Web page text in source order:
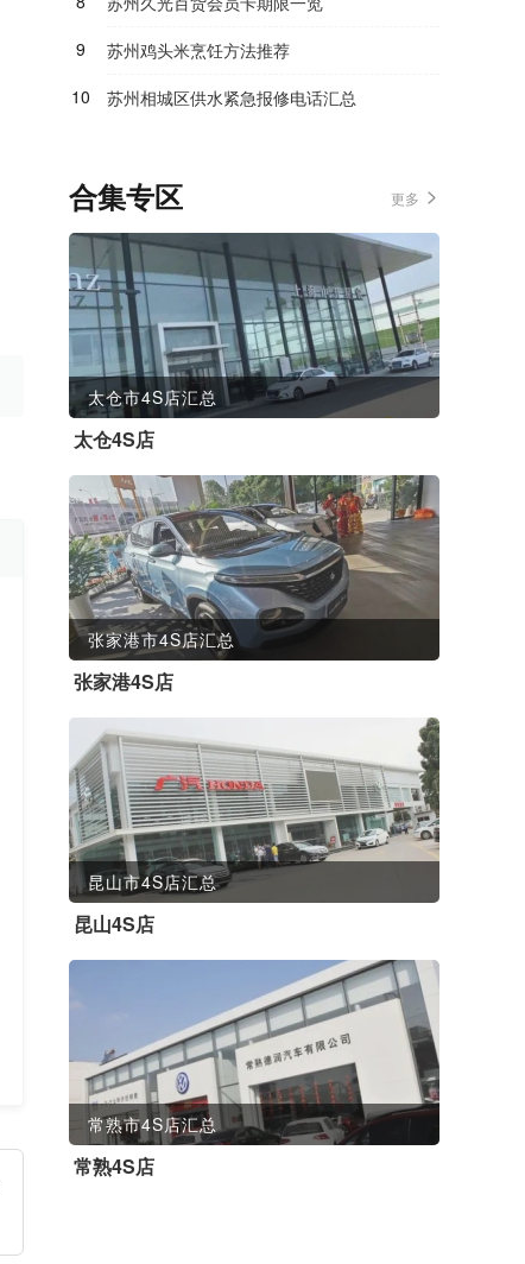
9
苏州鸡头米烹饪方法推荐
10
苏州相城区供水紧急报修电话汇总
合集专区 更多
太仓市4S店汇总
太仓4S店
张家港市4S店汇总
张家港4S店
昆山市4S店汇总
昆山4S店
常熟市4S店汇总
常熟4S店